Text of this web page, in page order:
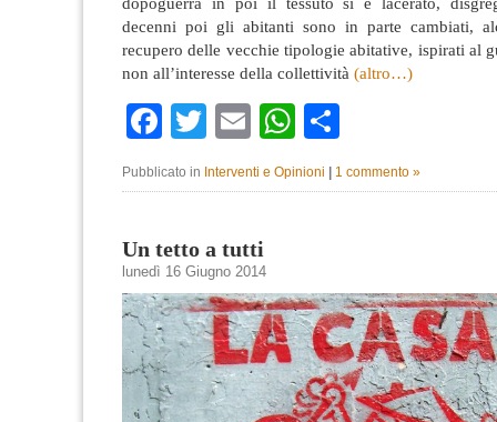
dopoguerra in poi il tessuto si è lacerato,
decenni poi gli abitanti sono in parte cambiati,
recupero delle vecchie tipologie abitative, ispirati al
non all’interesse della collettività (altro…)
Facebook
TwitterEmailWhatsApp
Pubblicato in Interventi e Opinioni 1 commento »
Un tetto a tutti
lunedì 16 Giugno 2014